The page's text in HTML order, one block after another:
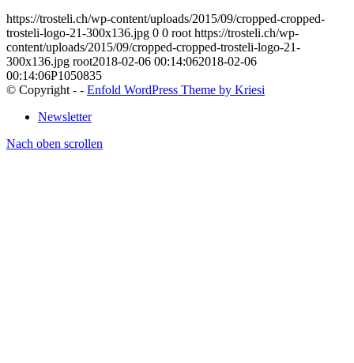
https://trosteli.ch/wp-content/uploads/2015/09/cropped-cropped-
trosteli-logo-21-300x136.jpg 0 0 root https://trosteli.ch/wp-
content/uploads/2015/09/cropped-cropped-trosteli-logo-21-
300x136.jpg root2018-02-06 00:14:062018-02-06
00:14:06P1050835
© Copyright - - Enfold WordPress Theme by Kriesi
Newsletter
Nach oben scrollen